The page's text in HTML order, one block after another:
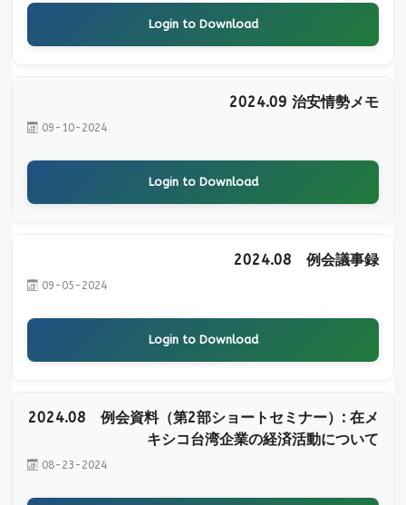
Login to Download
2024.09 治安情勢メモ
09-10-2024
Login to Download
2024.08 例会議事録
09-05-2024
Login to Download
2024.08 例会資料（第2部ショートセミナー）: 在メ
キシコ台湾企業の経済活動について
08-23-2024